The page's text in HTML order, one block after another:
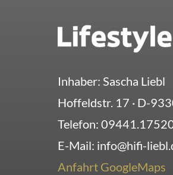
Inhaber: Sascha Liebl
Hoffeldstr. 17 · D-
Telefon:
E-Mail: info@hifi-
Anfahrt GoogleMaps